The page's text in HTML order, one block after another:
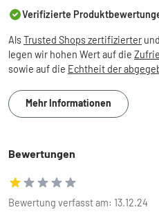
Verifizierte
AlsTrusted Shops zertifizierter
legen wir hohen Wert auf die
sowie auf die Echtheit der
Mehr Informationen
Bewertungen
Bewertung verfasst am: 13.12.24